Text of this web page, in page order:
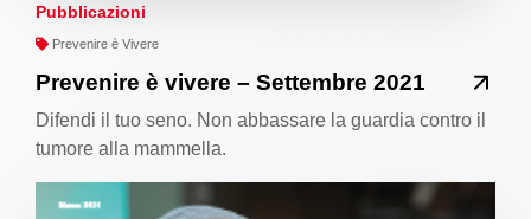
Pubblicazioni
Prevenire è Vivere
Prevenire è vivere – Settembre 2021
Difendi il tuo seno. Non abbassare la guardia contro il
tumore alla mammella.